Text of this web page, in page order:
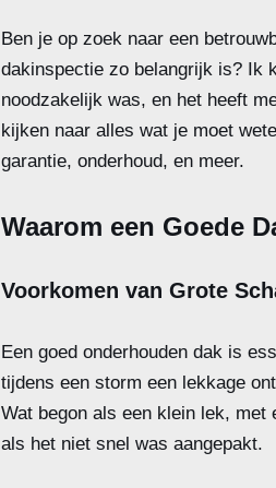
Ben je op zoek naar een
dakinspectie zo belangrijk is? Ik
noodzakelijk was, en het heeft
kijken naar alles wat je moet
garantie, onderhoud, en meer.
Waarom een Goede
Voorkomen van Grote
Een goed onderhouden dak is
tijdens een storm een lekkage
Wat begon als een klein lek, met
als het niet snel was aangepakt.